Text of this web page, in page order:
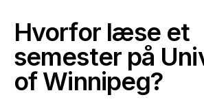
Hvorfor læse et
semester på
of Winnipeg?